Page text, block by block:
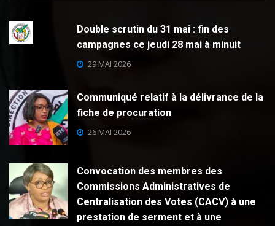
Double scrutin du 31 mai : fin des
campagnes ce jeudi 28 mai à minuit
29 MAI 2026
Communiqué relatif à la délivrance de la
fiche de procuration
26 MAI 2026
Convocation des membres des
Commissions Administratives de
Centralisation des Votes (CACV) à une
prestation de serment et à une